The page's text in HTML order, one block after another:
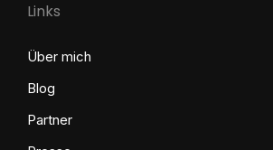
Links
Über mich
Blog
Partner